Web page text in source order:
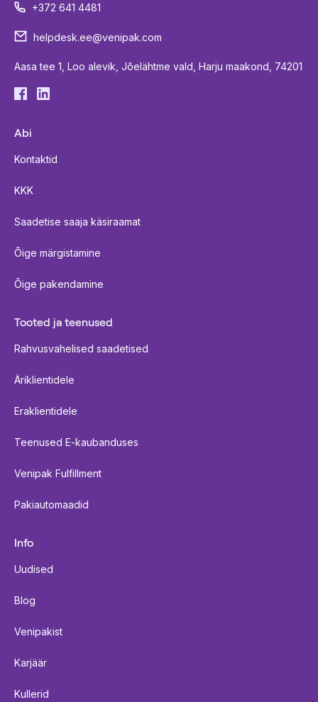
+372 641 4481
helpdesk.ee@venipak.com
Aasa tee 1, Loo alevik, Jõelähtme vald, Harju maakond, 74201
Abi
Kontaktid
KKK
Saadetise saaja käsiraamat
Õige märgistamine
Õige pakendamine
Tooted ja teenused
Rahvusvahelised saadetised
Äriklientidele
Eraklientidele
Teenused E-kaubanduses
Venipak Fulfillment
Pakiautomaadid
Info
Uudised
Blog
Venipakist
Karjäär
Kullerid